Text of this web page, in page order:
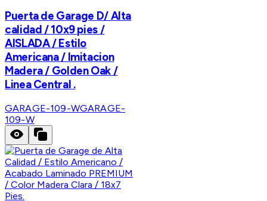
Puerta de Garage D/ Alta
calidad / 10x9 pies /
AISLADA / Estilo
Americana / Imitacion
Madera / Golden Oak /
Linea Central .
GARAGE-109-WGARAGE-
109-W